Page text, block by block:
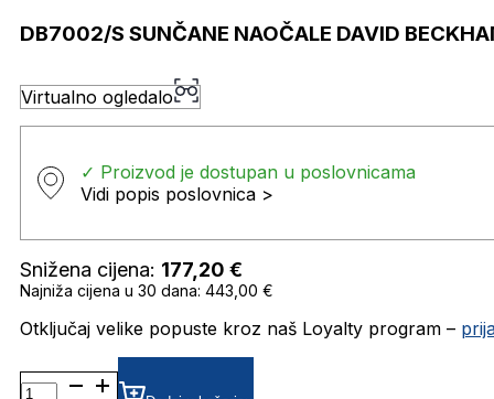
DB7002/S SUNČANE NAOČALE DAVID
Virtualno ogledalo
✓ Proizvod je dostupan u poslovnicama
Vidi popis poslovnica >
Snižena cijena: 177,20 €
Najniža cijena u 30 dana: 443,00 €
Otključaj velike popuste kroz naš Loyalty program –
DB7002/S SUNČANE